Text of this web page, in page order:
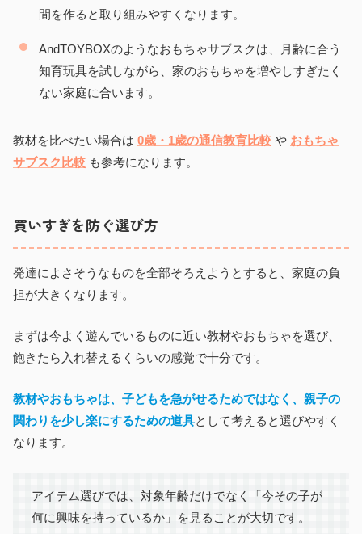
間を作ると取り組みやすくなります。
AndTOYBOXのようなおもちゃサブスクは、月齢に合う
知育玩具を試しながら、家のおもちゃを増やしすぎたく
ない家庭に合います。
教材を比べたい場合は 0歳・1歳の通信教育比較 や おもちゃ
サブスク比較 も参考になります。
買いすぎを防ぐ選び方
発達によさそうなものを全部そろえようとすると、家庭の負
担が大きくなります。
まずは今よく遊んでいるものに近い教材やおもちゃを選び、
飽きたら入れ替えるくらいの感覚で十分です。
教材やおもちゃは、子どもを急がせるためではなく、親子の
関わりを少し楽にするための道具として考えると選びやすく
なります。
アイテム選びでは、対象年齢だけでなく「今その子が
何に興味を持っているか」を見ることが大切です。